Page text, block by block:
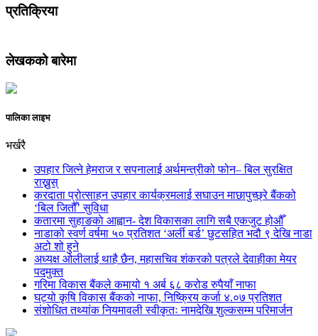
प्रतिक्रिया
लेखकको बारेमा
पालिका लाइभ
भर्खरै
उपहार जित्ने हेमराज र सपनालाई अर्थमन्त्रीको फोन– बिल सुरक्षित
राख्नुस्
करदाता प्रोत्साहन उपहार कार्यक्रमलाई सघाउन माछापुच्छ्रे बैंकको
‘बिल जितौँ’ सुविधा
कतारमा सुहाङकाे आह्वान- देश विकासका लागि सबै एकजुट होऔँ
नाडाको स्वर्ण वर्षमा ५० प्रतिशत ‘अर्ली बर्ड’ छुटसहित भदौ ९ देखि नाडा
अटो शो हुने
अध्यक्ष ओलीलाई थाहै छैन, महासचिव शंकरको पत्रले देवाहीका मेयर
पदमुक्त
गरिमा विकास बैंकले कमायो १ अर्ब ६८ करोड रुपैयाँ नाफा
घट्यो कृषि विकास बैंकको नाफा, निष्क्रिय कर्जा ४.०७ प्रतिशत
संशोधित तथ्यांक नियमावली स्वीकृतः नामदेखि शुल्कसम्म परिमार्जन